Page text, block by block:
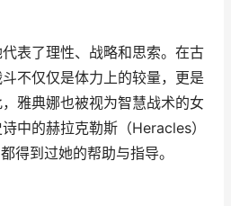
表了理性、战略和思索。在古
不仅仅是体力上的较量，更是
雅典娜也被视为智慧战术的女
中的赫拉克勒斯（Heracles）
得到过她的帮助与指导。